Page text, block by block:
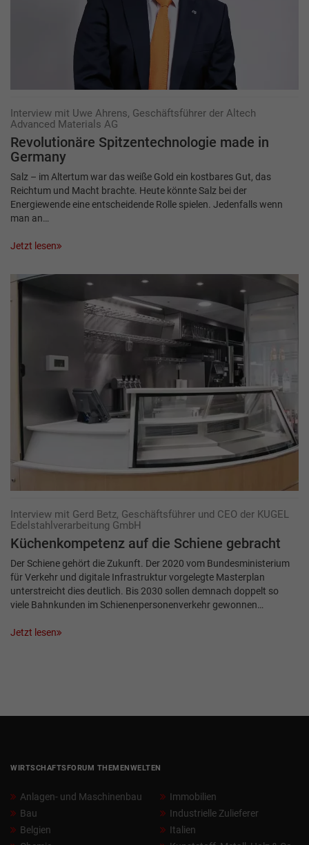
Interview mit Uwe Ahrens, Geschäftsführer der Altech
Advanced Materials AG
Revolutionäre Spitzentechnologie made in
Germany
Salz – im Altertum war das weiße Gold ein kostbares Gut, das
Reichtum und Macht brachte. Heute könnte Salz bei der
Energiewende eine entscheidende Rolle spielen. Jedenfalls wenn
man an…
Jetzt lesen
Interview mit Gerd Betz, Geschäftsführer und CEO der KUGEL
Edelstahlverarbeitung GmbH
Küchenkompetenz auf die Schiene gebracht
Der Schiene gehört die Zukunft. Der 2020 vom Bundesministerium
für Verkehr und digitale Infrastruktur vorgelegte Masterplan
unterstreicht dies deutlich. Bis 2030 sollen demnach doppelt so
viele Bahnkunden im Schienenpersonenverkehr gewonnen…
Jetzt lesen
WIRTSCHAFTSFORUM THEMENWELTEN
Anlagen- und Maschinenbau
Bau
Belgien
Immobilien
Industrielle Zulieferer
Italien